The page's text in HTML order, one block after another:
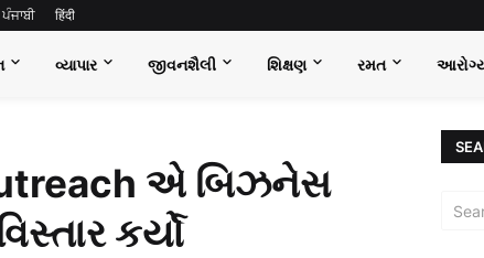
ਪੰਜਾਬੀ हिंदी
વ્યાપાર જીવનશૈલી શિક્ષણ રમત
એ બિઝનેસ
કર્યો